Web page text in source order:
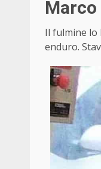
Il fulmine lo
enduro.